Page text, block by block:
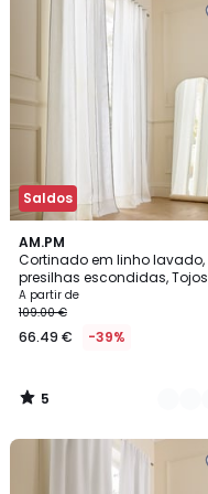
Saldos
AM.PM
Cortinado em linho lavado,
presilhas escondidas, Tojos
A partir de
109.00 €
66.49 € -39%
5
/
5
4
Cores
5
/